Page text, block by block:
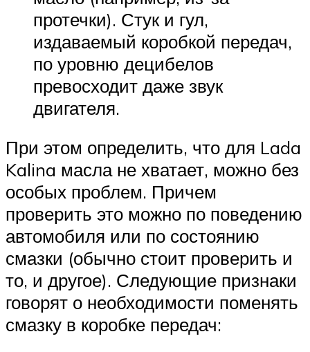
протечки). Стук и гул,
издаваемый коробкой передач,
по уровню децибелов
превосходит даже звук
двигателя.
При этом определить, что для Lada
Kalina масла не хватает, можно без
особых проблем. Причем
проверить это можно по поведению
автомобиля или по состоянию
смазки (обычно стоит проверить и
то, и другое). Следующие признаки
говорят о необходимости поменять
смазку в коробке передач: